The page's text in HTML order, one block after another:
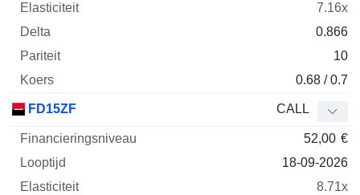
7.16x
0.866
10
0.68 / 0.7
FD15ZF CALL
52,00 €
18-09-2026
8.71x